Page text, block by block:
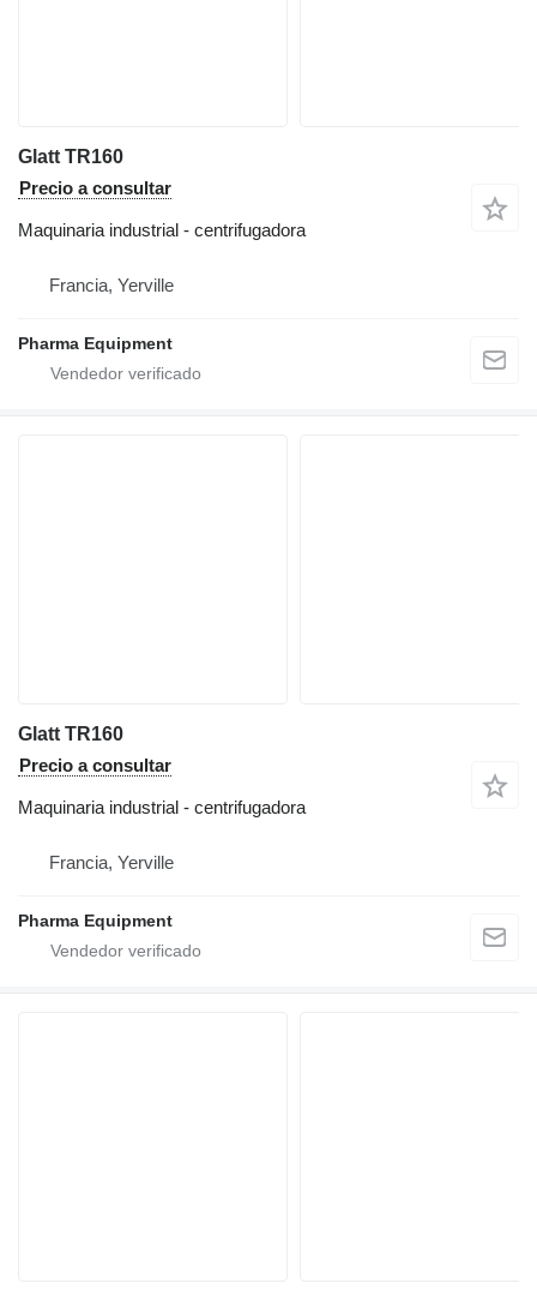
Glatt TR160
Precio a consultar
Maquinaria industrial - centrifugadora
Francia, Yerville
Pharma Equipment
Glatt TR160
Precio a consultar
Maquinaria industrial - centrifugadora
Francia, Yerville
Pharma Equipment